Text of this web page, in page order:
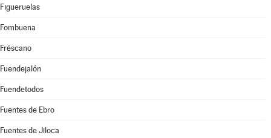
Figueruelas
Fombuena
Fréscano
Fuendejalón
Fuendetodos
Fuentes de Ebro
Fuentes de Jiloca